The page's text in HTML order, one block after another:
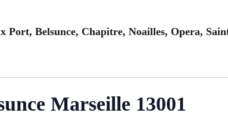
Port, Belsunce, Chapitre, Noailles, Opera,
Marseille 13001